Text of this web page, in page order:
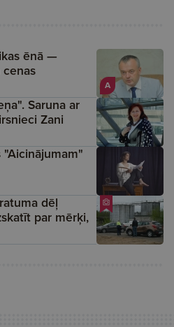
A
ēnā —
Saruna ar
Zani
dēļ
par mērķi,